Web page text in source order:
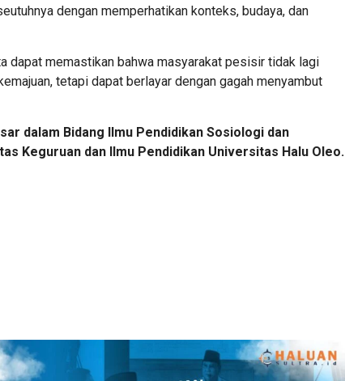
dengan memperhatikan konteks, budaya, dan
dapat memastikan bahwa masyarakat pesisir tidak lagi
tetapi dapat berlayar dengan gagah menyambut
dalam Bidang Ilmu Pendidikan Sosiologi dan
Keguruan dan Ilmu Pendidikan Universitas Halu Oleo.